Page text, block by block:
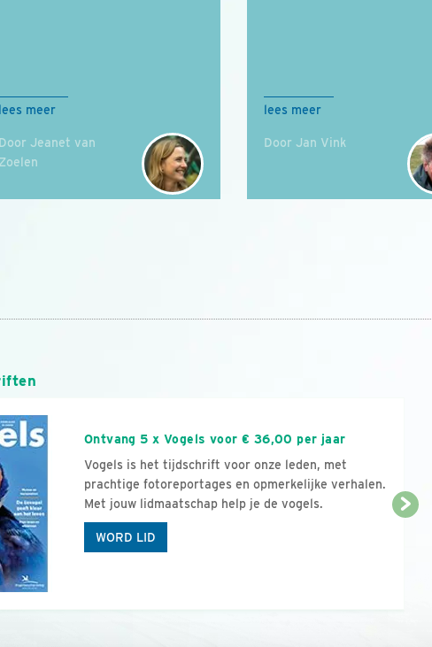
lees meer
Door Jeanet van
Zoelen
lees meer
Door Jan Vink
Ontvang 5 x Vogels voor € 36,00 per jaar
Vogels is het tijdschrift voor onze leden, met
prachtige fotoreportages en opmerkelijke verhalen.
Met jouw lidmaatschap help je de vogels.
WORD LID